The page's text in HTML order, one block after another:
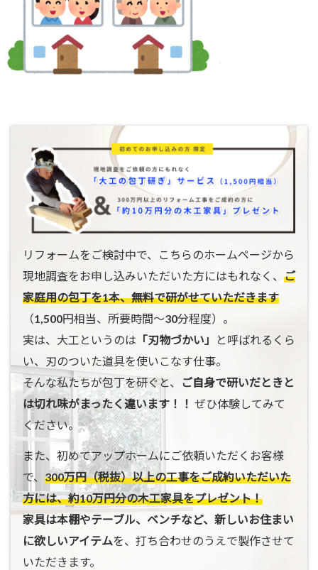
リフォームをご検討中で、こちらのホームページから
現地調査をお申し込みいただいた方にはもれなく、 ご
家庭用の包丁を1本、無料で研がせていただきます
（1,500円相当、所要時間〜30分程度）。
実は、大工というのは 「刃物づかい」
と呼ばれるくら
い、刃のついた道具を使いこなす仕事。
そんな私たちが包丁を研ぐと、
ご自身で研いだときと
は切れ味がまったく違います！！ ぜひ体験してみて
ください。
また、初めてアップホームにご依頼いただくお客様
で、 300万円（税抜）以上の工事をご成約いただいた
方には、約10万円分の木工家具をプレゼント！
家具は本棚やテーブル、ベンチなど、新しいお住まい
に欲しいアイテムを、打ち合わせのうえで製作させて
いただきます。